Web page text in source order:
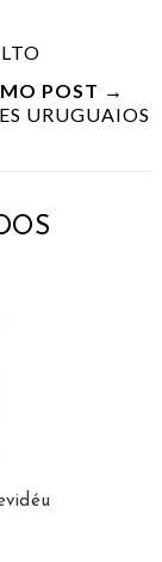
POST →
URUGUAIOS